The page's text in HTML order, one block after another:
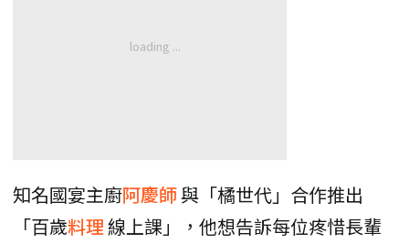
知名國宴主廚阿慶師與「橘世代」合作推出
「百歲料理線上課」，他想告訴每位疼惜長輩